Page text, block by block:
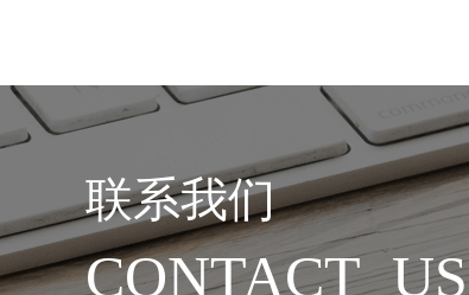
联系我们
CONTACT US